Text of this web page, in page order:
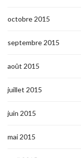
octobre 2015
septembre 2015
août 2015
juillet 2015
juin 2015
mai 2015